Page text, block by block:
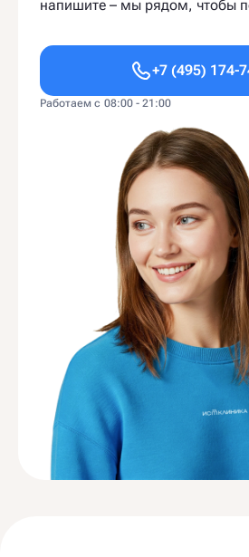
напишите – мы рядом, чтобы
+7 (495) 174-
Работаем с 08:00 - 21:00